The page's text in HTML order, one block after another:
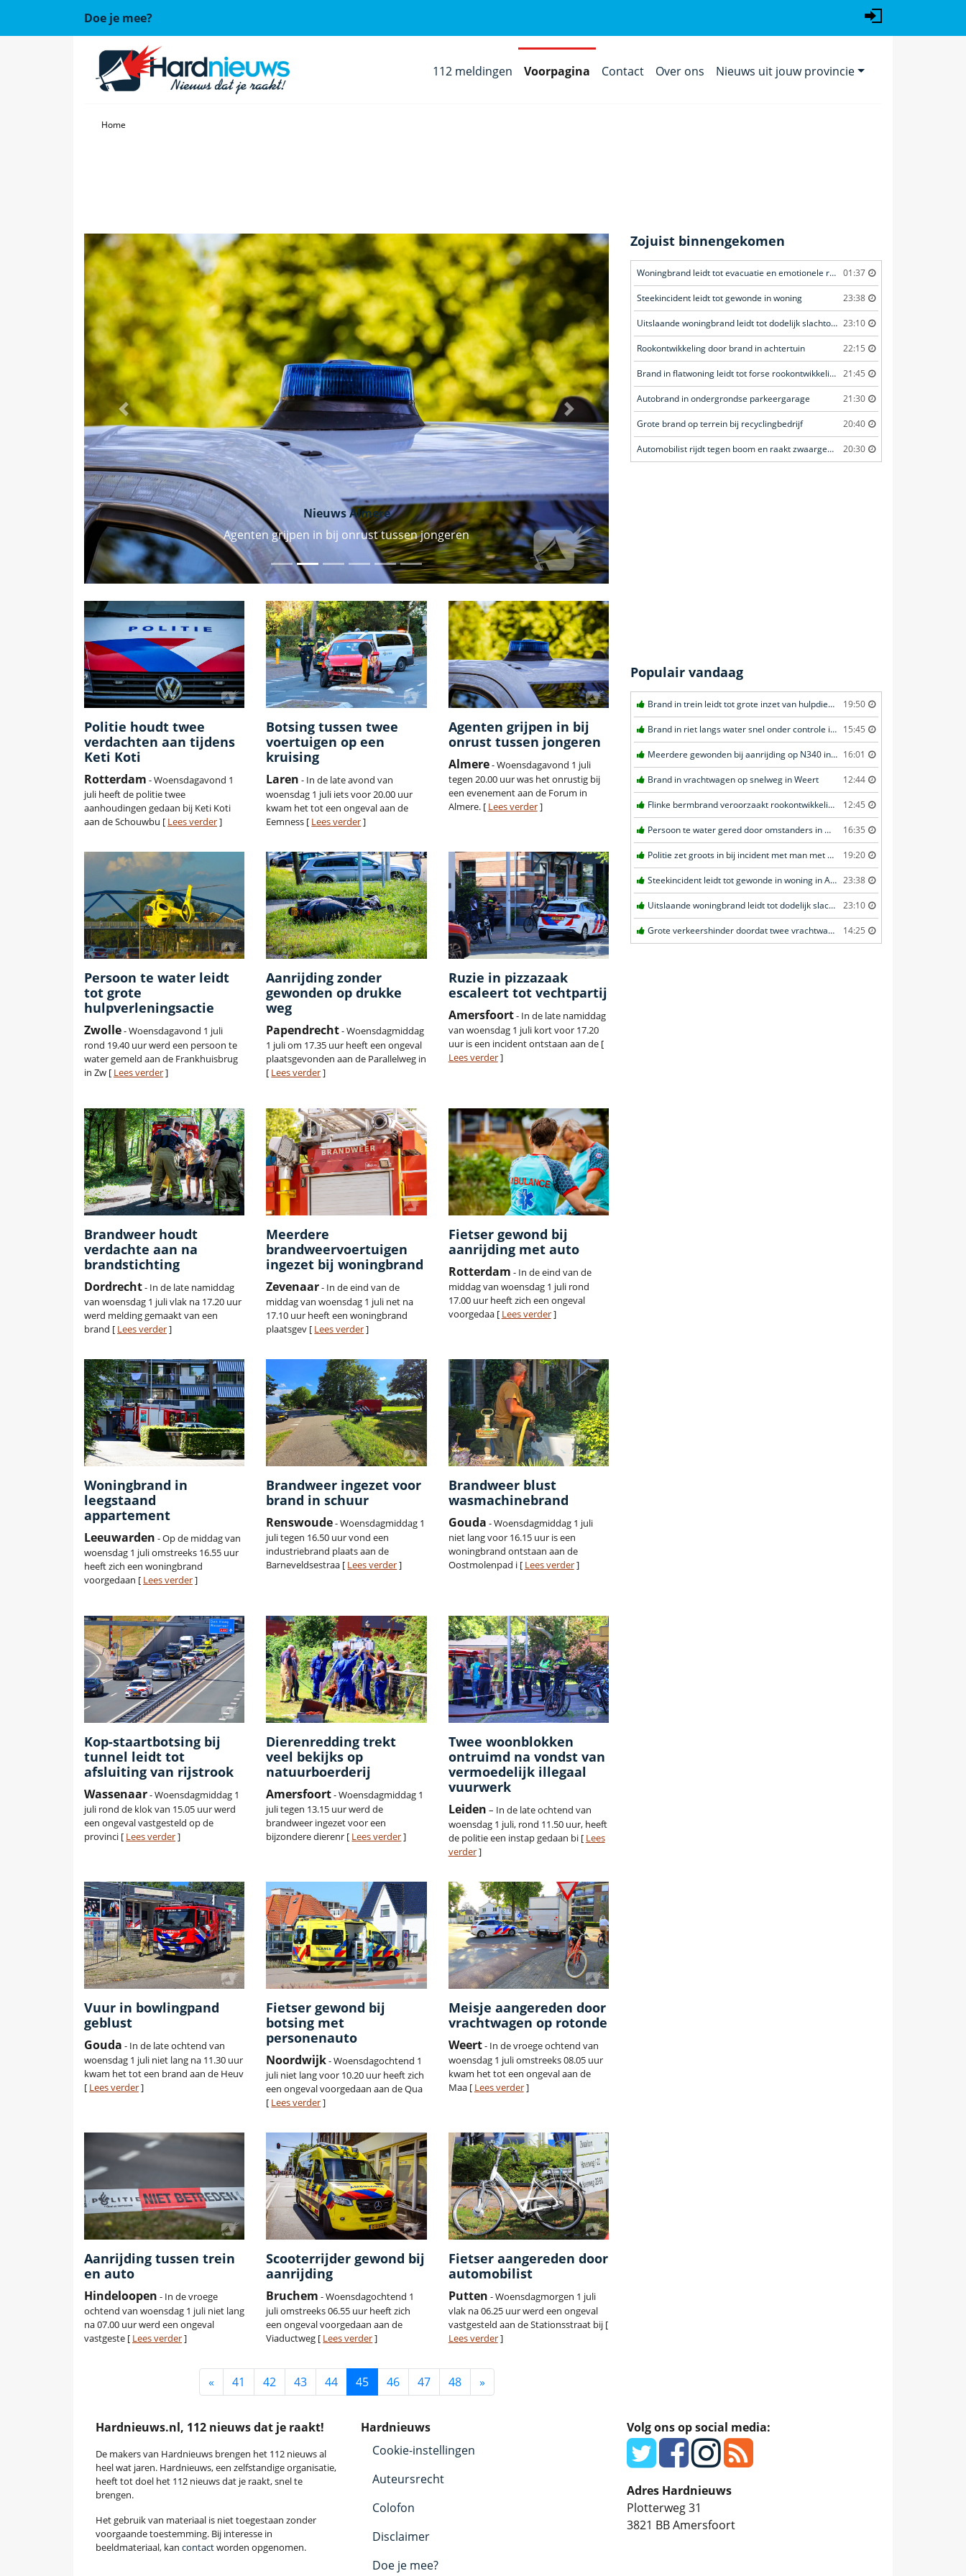
Doe je mee?
112 meldingen Voorpagina Contact Over ons Nieuws uit jouw provincie
Home
Nieuws Almere
Agenten grijpen in bij onrust tussen jongeren
Vorige Volgende
Politie houdt twee
verdachten aan tijdens
Keti Koti
Rotterdam - Woensdagavond 1
juli heeft de politie twee
aanhoudingen gedaan bij Keti Koti
aan de Schouwbu [ Lees verder]
Botsing tussen twee
voertuigen op een
kruising
Laren - In de late avond van
woensdag 1 juli iets voor 20.00 uur
kwam het tot een ongeval aan de
Eemness [ Lees verder]
Agenten grijpen in bij
onrust tussen jongeren
Almere- Woensdagavond 1 juli
tegen 20.00 uur was het onrustig bij
een evenement aan de Forum in
Almere. [ Lees verder]
Persoon te water leidt
tot grote
hulpverleningsactie
Zwolle- Woensdagavond 1 juli
rond 19.40 uur werd een persoon te
water gemeld aan de Frankhuisbrug
in Zw [ Lees verder]
Aanrijding zonder
gewonden op drukke
weg
Papendrecht- Woensdagmiddag
1 juli om 17.35 uur heeft een ongeval
plaatsgevonden aan de Parallelweg in
[ Lees verder]
Ruzie in pizzazaak
escaleert tot vechtpartij
Amersfoort- In de late namiddag
van woensdag 1 juli kort voor 17.20
uur is een incident ontstaan aan de [
Lees verder]
Brandweer houdt
verdachte aan na
brandstichting
Dordrecht- In de late namiddag
van woensdag 1 juli vlak na 17.20 uur
werd melding gemaakt van een
brand [ Lees verder]
Meerdere
brandweervoertuigen
ingezet bij woningbrand
Zevenaar- In de eind van de
middag van woensdag 1 juli net na
17.10 uur heeft een woningbrand
plaatsgev [ Lees verder]
Fietser gewond bij
aanrijding met auto
Rotterdam - In de eind van de
middag van woensdag 1 juli rond
17.00 uur heeft zich een ongeval
voorgedaa [ Lees verder]
Woningbrand in
leegstaand
appartement
Leeuwarden - Op de middag van
woensdag 1 juli omstreeks 16.55 uur
heeft zich een woningbrand
voorgedaan [ Lees verder]
Brandweer ingezet voor
brand in schuur
Renswoude- Woensdagmiddag 1
juli tegen 16.50 uur vond een
industriebrand plaats aan de
Barneveldsestraa [ Lees verder]
Brandweer blust
wasmachinebrand
Gouda - Woensdagmiddag 1 juli
niet lang voor 16.15 uur is een
woningbrand ontstaan aan de
Oostmolenpad i [ Lees verder]
Kop-staartbotsing bij
tunnel leidt tot
afsluiting van rijstrook
Wassenaar- Woensdagmiddag 1
juli rond de klok van 15.05 uur werd
een ongeval vastgesteld op de
provinci [ Lees verder]
Dierenredding trekt
veel bekijks op
natuurboerderij
Amersfoort- Woensdagmiddag 1
juli tegen 13.15 uur werd de
brandweer ingezet voor een
bijzondere dierenr [ Lees verder]
Twee woonblokken
ontruimd na vondst van
vermoedelijk illegaal
vuurwerk
Leiden – In de late ochtend van
woensdag 1 juli, rond 11.50 uur, heeft
de politie een instap gedaan bi [ Lees
verder]
Vuur in bowlingpand
geblust
Gouda - In de late ochtend van
woensdag 1 juli niet lang na 11.30 uur
kwam het tot een brand aan de Heuv
[ Lees verder]
Fietser gewond bij
botsing met
personenauto
Noordwijk- Woensdagochtend 1
juli niet lang voor 10.20 uur heeft zich
een ongeval voorgedaan aan de Qua
[ Lees verder]
Meisje aangereden door
vrachtwagen op rotonde
Weert- In de vroege ochtend van
woensdag 1 juli omstreeks 08.05 uur
kwam het tot een ongeval aan de
Maa [ Lees verder]
Aanrijding tussen trein
en auto
Hindeloopen - In de vroege
ochtend van woensdag 1 juli niet lang
na 07.00 uur werd een ongeval
vastgeste [ Lees verder]
Scooterrijder gewond bij
aanrijding
Bruchem - Woensdagochtend 1
juli omstreeks 06.55 uur heeft zich
een ongeval voorgedaan aan de
Viaductweg [ Lees verder]
Fietser aangereden door
automobilist
Putten - Woensdagmorgen 1 juli
vlak na 06.25 uur werd een ongeval
vastgesteld aan de Stationsstraat bij [
Lees verder]
« 41 42 43 44 45 46 47 48 »
Zojuist binnengekomen
Woningbrand leidt tot evacuatie en emotionele redding van kat 01:37
Steekincident leidt tot gewonde in woning 23:38
Uitslaande woningbrand leidt tot dodelijk slachtoffer 23:10
Rookontwikkeling door brand in achtertuin 22:15
Brand in flatwoning leidt tot forse rookontwikkeling 21:45
Autobrand in ondergrondse parkeergarage 21:30
Grote brand op terrein bij recyclingbedrijf 20:40
Automobilist rijdt tegen boom en raakt zwaargewond 20:30
Populair vandaag
Brand in trein leidt tot grote inzet van hulpdiensten in Amersfoort 19:50
Brand in riet langs water snel onder controle in Amersfoort 15:45
Meerdere gewonden bij aanrijding op N340 in Ommen 16:01
Brand in vrachtwagen op snelweg in Weert 12:44
Flinke bermbrand veroorzaakt rookontwikkeling in Haastrecht 12:45
Persoon te water gered door omstanders in Waddinxveen 16:35
Politie zet groots in bij incident met man met verward gedrag in Leeuwarden 19:20
Steekincident leidt tot gewonde in woning in Amsterdam 23:38
Uitslaande woningbrand leidt tot dodelijk slachtoffer in Rotterdam 23:10
Grote verkeershinder doordat twee vrachtwagens botsen tunnel in Zwijndrecht 14:25
Hardnieuws.nl, 112 nieuws dat je raakt!
De makers van Hardnieuws brengen het 112 nieuws al
heel wat jaren. Hardnieuws, een zelfstandige organisatie,
heeft tot doel het 112 nieuws dat je raakt, snel te
brengen.
Het gebruik van materiaal is niet toegestaan zonder
voorgaande toestemming. Bij interesse in
beeldmateriaal, kan contactworden opgenomen.
Hardnieuws
Cookie-instellingen
Auteursrecht
Colofon
Disclaimer
Doe je mee?
Volg ons op social media:
Adres Hardnieuws
Plotterweg 31
3821 BBAmersfoort